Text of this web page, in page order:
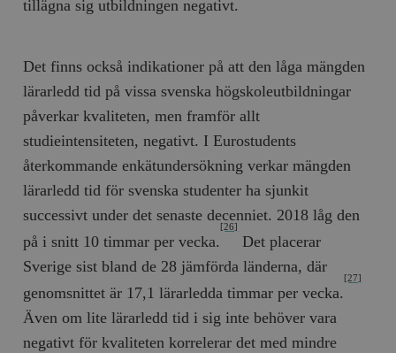
tillägna sig utbildningen negativt.
Det finns också indikationer på att den låga mängden
lärarledd tid på vissa svenska högskoleutbildningar
påverkar kvaliteten, men framför allt
studieintensiteten, negativt. I Eurostudents
återkommande enkätundersökning verkar mängden
lärarledd tid för svenska studenter ha sjunkit
successivt under det senaste decenniet. 2018 låg den
på i snitt 10 timmar per vecka.
[26]
Det placerar
Sverige sist bland de 28 jämförda länderna, där
genomsnittet är 17,1 lärarledda timmar per vecka.
[27]
Även om lite lärarledd tid i sig inte behöver vara
negativt för kvaliteten korrelerar det med mindre